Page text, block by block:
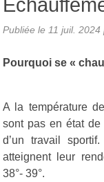
Publiée le 11 juil. 2024
Pourquoi se «
A la température
sont pas en état de
d’un travail
atteignent leur
38°- 39°.